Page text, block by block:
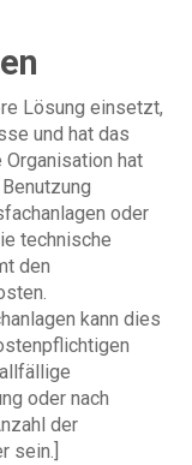
Lösung einsetzt,
und hat das
hat
oder
technische
den
kann dies
oder nach
der
sein.]